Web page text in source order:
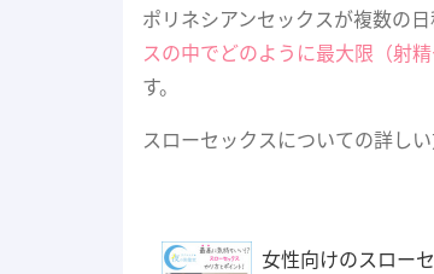
ポリネシアンセックスが複数の
スの中でどのように最大限（射
す。
スローセックスについての詳し
女性向けのスロー